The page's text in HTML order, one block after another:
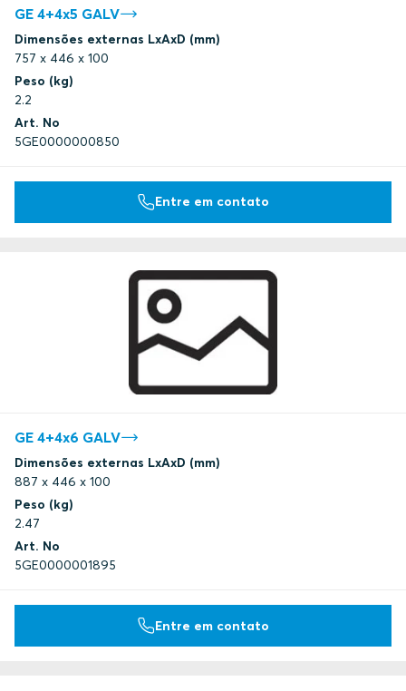
GE 4+4x5 GALV
Dimensões externas LxAxD (mm)
757 x 446 x 100
Peso (kg)
2.2
Art. No
5GE0000000850
Entre em contato
GE 4+4x6 GALV
Dimensões externas LxAxD (mm)
887 x 446 x 100
Peso (kg)
2.47
Art. No
5GE0000001895
Entre em contato